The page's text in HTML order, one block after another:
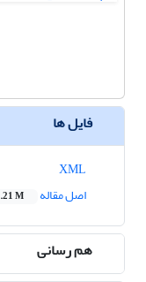
فایل ها
اصل مقاله
M
هم رسانی